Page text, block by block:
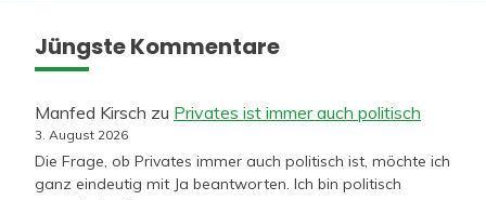
Jüngste Kommentare
Manfed Kirsch zu Privates ist immer auch politisch
3. August 2026
Die Frage, ob Privates immer auch politisch ist, möchte ich
ganz eindeutig mit Ja beantworten. Ich bin politisch